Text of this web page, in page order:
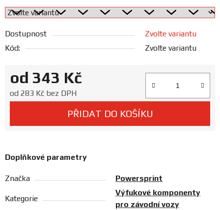
Blog
Ceníky
a
Dostupnost
Zvolte variantu
Kód:
Zvolte variantu
od 343 Kč
od 283 Kč bez DPH
PŘIDAT DO KOŠÍKU
Doplňkové parametry
Značka Powersprint
Kategorie
Výfukové komponenty
pro závodní vozy